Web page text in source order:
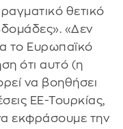
θετικό
«Δεν
το Ευρωπαϊκό
ότι αυτό (η
να βοηθήσει
ΕΕ-Τουρκίας,
εκφράσουμε την